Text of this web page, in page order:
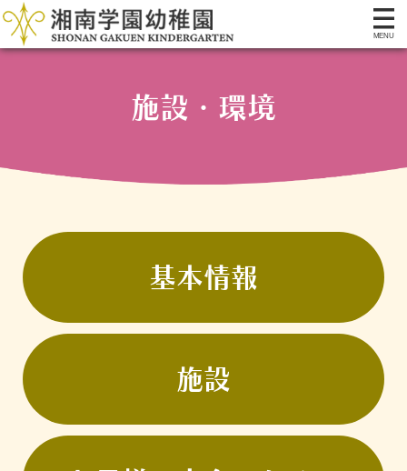
施設・環境
基本情報
施設